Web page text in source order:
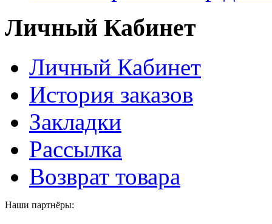
Личный Кабинет
Личный Кабинет
История заказов
Закладки
Рассылка
Возврат товара
Наши партнёры: